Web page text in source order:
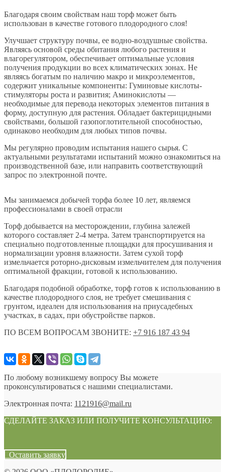
Благодаря своим свойствам наш торф может быть
использован в качестве готового плодородного слоя!
Улучшает структуру почвы, ее водно-воздушные свойства.
Являясь основой среды обитания любого растения и
влагорегулятором, обеспечивает оптимальные условия
получения продукции во всех климатических зонах. Не
являясь богатым по наличию макро и микроэлементов,
содержит уникальные компоненты: Гуминовые кислоты-
стимуляторы роста и развития; Аминокислоты —
необходимые для перевода некоторых элементов питания в
форму, доступную для растения. Обладает бактерицидными
свойствами, большой газопоглотительной способностью,
одинаково необходим для любых типов почвы.
Мы регулярно проводим испытания нашего сырья. С
актуальными результатами испытаний можно ознакомиться на
производственной базе, или направить соответствующий
запрос по электронной почте.
Мы занимаемся добычей торфа более 10 лет, являемся
профессионалами в своей отрасли
Торф добывается на месторождении, глубина залежей
которого составляет 2-4 метра. Затем транспортируется на
специально подготовленные площадки для просушивания и
нормализации уровня влажности. Затем сухой торф
измельчается роторно-дисковым измельчителем для получения
оптимальной фракции, готовой к использованию.
Благодаря подобной обработке, торф готов к использованию в
качестве плодородного слоя, не требует смешивания с
грунтом, идеален для использования на приусадебных
участках, в садах, при обустройстве парков.
ПО ВСЕМ ВОПРОСАМ ЗВОНИТЕ: +7 916 187 43 94
По любому возникшему вопросу Вы можете
проконсультироваться с нашими специалистами.
Электронная почта: 1121916@mail.ru
СДЕЛАЙТЕ ЗАКАЗ ИЛИ ПОЛУЧИТЕ КОНСУЛЬТАЦИЮ:
Оставить заявку